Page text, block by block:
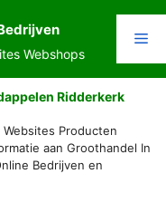
Webshops
Ridderkerk
Producten
aan Groothandel In
Bedrijven en